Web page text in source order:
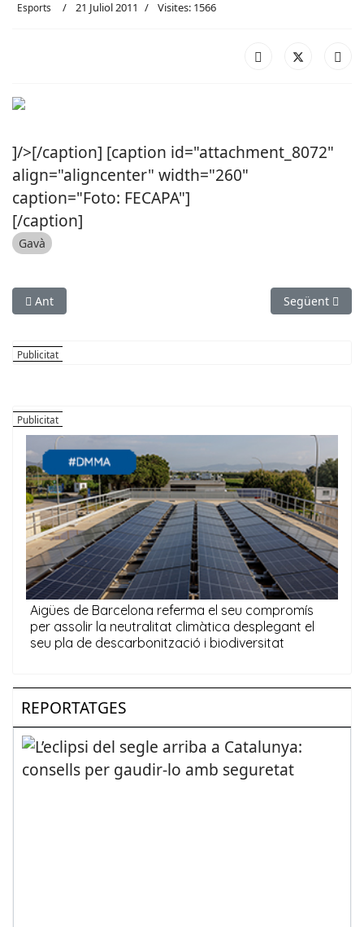
Esports 21 Juliol 2011 Visites: 1566
]/>[/caption] [caption id="attachment_8072"
align="aligncenter" width="260"
caption="Foto: FECAPA"]
[/caption]
Gavà
Article anterior: El millor vòlei-platja català a Viladecans
Ant Article
Següent
REPORTATGES